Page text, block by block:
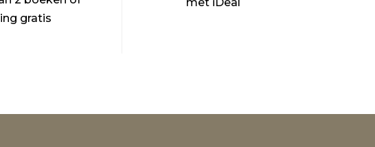
gratis